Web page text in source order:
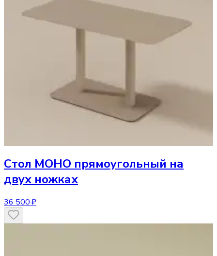
Стол МОНО прямоугольный на
двух ножках
36 500 ₽